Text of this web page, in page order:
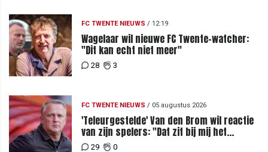
FC TWENTE NIEUWS / 12:19
Wagelaar wil nieuwe FC Twente-watcher:
"Dit kan echt niet meer"
28 3
FC TWENTE NIEUWS / 05 augustus 2026
'Teleurgestelde' Van den Brom wil reactie
van zijn spelers: "Dat zit bij mij het
meeste diep"
29 0